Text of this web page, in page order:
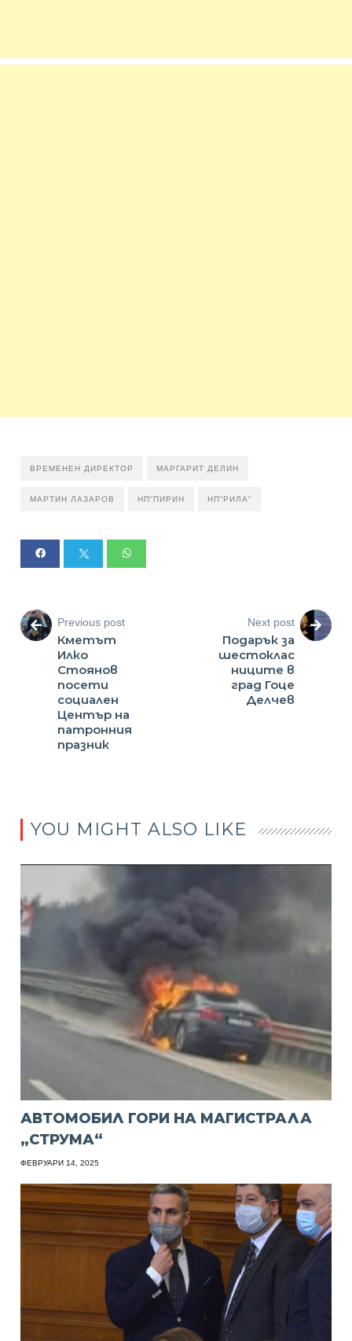
ВРЕМЕНЕН ДИРЕКТОР МАРГАРИТ ДЕЛИН
МАРТИН ЛАЗАРОВ НП“ПИРИН НП“РИЛА“
Previous post
Кметът
Илко
Стоянов
посети
социален
Център на
патронния
празник
Next post
Подарък за
шестоклас
ниците в
град Гоце
Делчев
YOU MIGHT ALSO LIKE
АВТОМОБИЛ ГОРИ НА МАГИСТРАЛА
„СТРУМА“
ФЕВРУАРИ 14, 2025